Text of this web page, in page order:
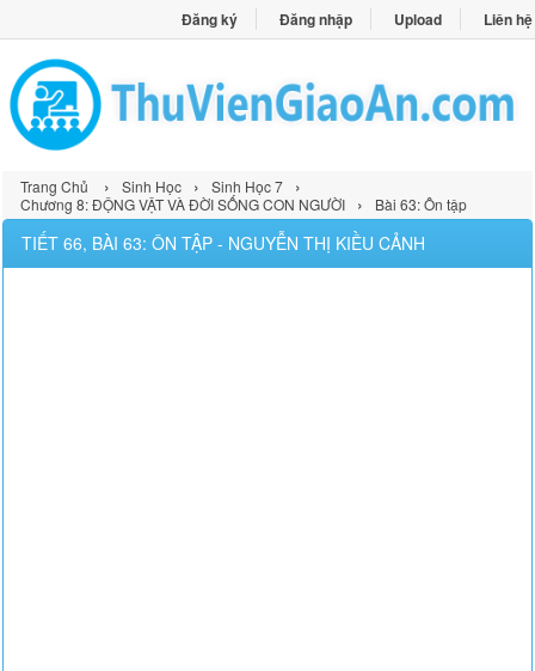
Đăng ký Đăng nhập Upload Liên hệ
Trang Chủ › Sinh Học › Sinh Học 7 ›
Chương 8: ĐỘNG VẬT VÀ ĐỜI SỐNG CON NGƯỜI › Bài 63: Ôn tập
TIẾT 66, BÀI 63: ÔN TẬP - NGUYỄN THỊ KIỀU CẢNH